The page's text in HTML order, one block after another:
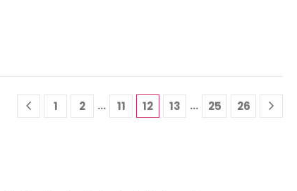
1 2 … 11 12 13 … 25 26